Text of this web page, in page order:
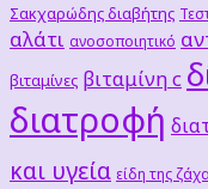
Σακχαρώδης διαβήτης
αλάτι ανοσοποιητικό
βιταμίνες βιταμίνη c
διατροφή
και υγεία είδη της